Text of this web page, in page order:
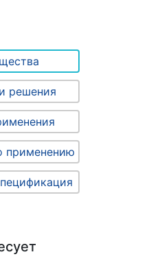
решения
применению